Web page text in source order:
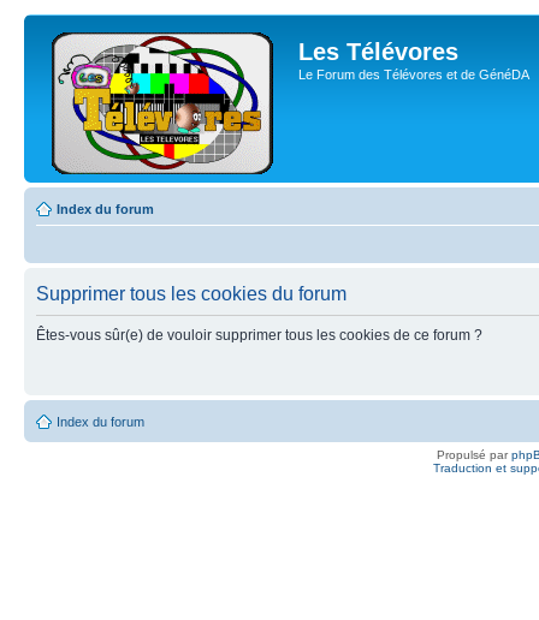
Les Télévores
Le Forum des Télévores et de GénéDA
Index du forum
Supprimer tous les cookies du forum
Êtes-vous sûr(e) de vouloir supprimer tous les cookies de ce forum ?
Index du forum
Propulsé par
Traduction et